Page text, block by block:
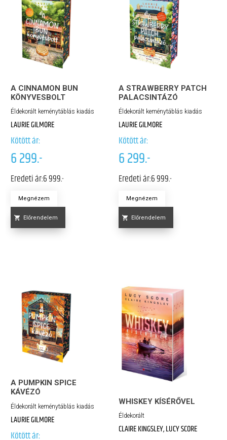
A CINNAMON BUN
KÖNYVESBOLT
Éldekorált keménytáblás kiadás
LAURIE GILMORE
Kötött ár:
6 299.-
Eredeti ár:6 999.-
Megnézem
Előrendelem
A STRAWBERRY PATCH
PALACSINTÁZÓ
Éldekorált keménytáblás kiadás
LAURIE GILMORE
Kötött ár:
6 299.-
Eredeti ár:6 999.-
Megnézem
Előrendelem
A PUMPKIN SPICE
KÁVÉZÓ
Éldekorált keménytáblás kiadás
LAURIE GILMORE
Kötött ár:
WHISKEY KÍSÉRŐVEL
Éldekorált
CLAIRE KINGSLEY, LUCY SCORE